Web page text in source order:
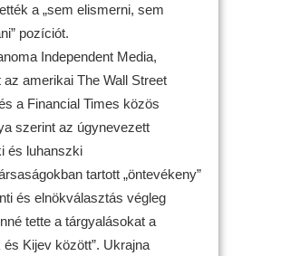
a „sem elismerni, sem
pozíciót.
Independent Media,
az amerikai The Wall Street
a Financial Times közös
szerint az úgynevezett
és luhanszki
tartott „öntevékeny”
és elnökválasztás végleg
tette a tárgyalásokat a
és Kijev között”. Ukrajna